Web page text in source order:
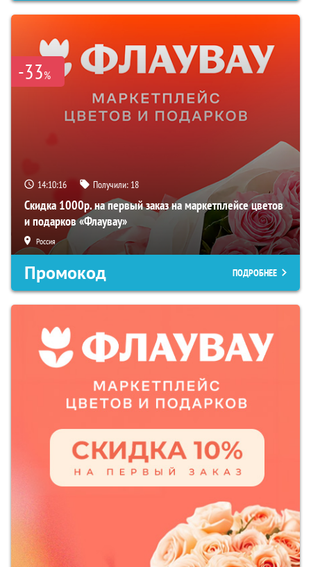
-33%
14:10:16 Получили: 18
Скидка 1000р. на первый заказ на маркетплейсе цветов
и подарков «Флаувау»
Россия
Промокод ПОДРОБНЕЕ